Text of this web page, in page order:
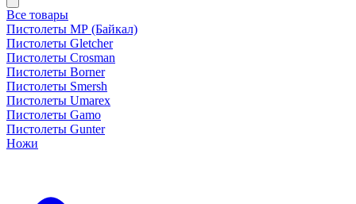
Все товары
Пистолеты МР (Байкал)
Пистолеты Gletcher
Пистолеты Crosman
Пистолеты Borner
Пистолеты Smersh
Пистолеты Umarex
Пистолеты Gamo
Пистолеты Gunter
Ножи